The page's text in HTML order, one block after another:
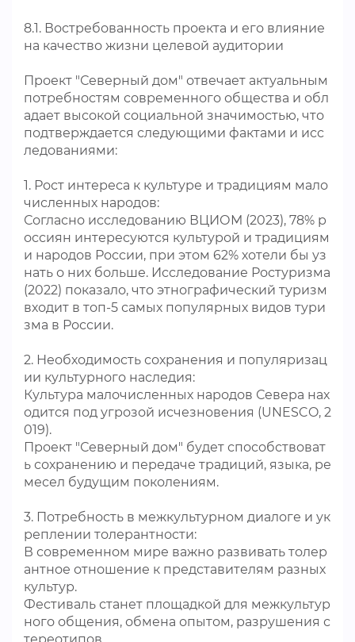
8.1. Востребованность проекта и его влияние
на качество жизни целевой аудитории
Проект "Северный дом" отвечает актуальным
потребностям современного общества и обл
адает высокой социальной значимостью, что
подтверждается следующими фактами и исс
ледованиями:
1. Рост интереса к культуре и традициям мало
численных народов:
Согласно исследованию ВЦИОМ (2023), 78% р
оссиян интересуются культурой и традициям
и народов России, при этом 62% хотели бы уз
нать о них больше. Исследование Ростуризма
(2022) показало, что этнографический туризм
входит в топ-5 самых популярных видов тури
зма в России.
2. Необходимость сохранения и популяризац
ии культурного наследия:
Культура малочисленных народов Севера нах
одится под угрозой исчезновения (UNESCO, 2
019).
Проект "Северный дом" будет способствоват
ь сохранению и передаче традиций, языка, ре
месел будущим поколениям.
3. Потребность в межкультурном диалоге и ук
реплении толерантности:
В современном мире важно развивать толер
антное отношение к представителям разных
культур.
Фестиваль станет площадкой для межкультур
ного общения, обмена опытом, разрушения с